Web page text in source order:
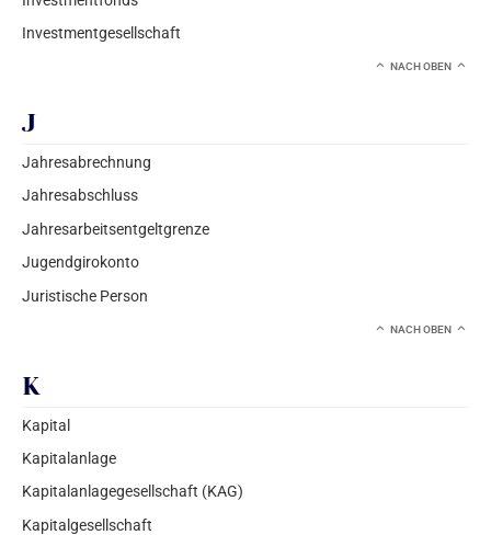
Investmentgesellschaft
NACH OBEN
J
Jahresabrechnung
Jahresabschluss
Jahresarbeitsentgeltgrenze
Jugendgirokonto
Juristische Person
NACH OBEN
K
Kapital
Kapitalanlage
Kapitalanlagegesellschaft (KAG)
Kapitalgesellschaft